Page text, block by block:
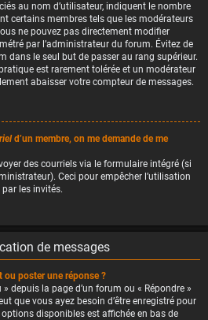
au nom d’utilisateur, indiquent le nombre
certains membres tels que les modérateurs
ne pouvez pas directement modifier
par l’administrateur du forum. Évitez de
dans le seul but de passer au rang supérieur.
est rarement tolérée et un modérateur
abaisser votre compteur de messages.
d’un membre, on me demande de me
des courriels via le formulaire intégré (si
Ceci pour empêcher l’utilisation
les invités.
de messages
ou poster une réponse ?
depuis la page d’un forum ou « Répondre »
que vous ayez besoin d’être enregistré pour
disponibles est affichée en bas de